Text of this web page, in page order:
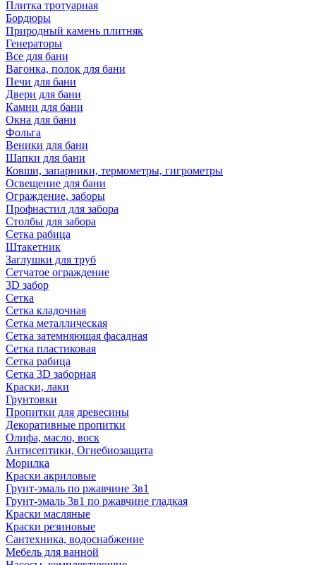
Плитка тротуарная
Бордюры
Природный камень плитняк
Генераторы
Все для бани
Вагонка, полок для бани
Печи для бани
Двери для бани
Камни для бани
Окна для бани
Фольга
Веники для бани
Шапки для бани
Ковши, запарники, термометры, гигрометры
Освещение для бани
Ограждение, заборы
Профнастил для забора
Столбы для забора
Сетка рабица
Штакетник
Заглушки для труб
Сетчатое ограждение
3D забор
Сетка
Сетка кладочная
Сетка металлическая
Сетка затемняющая фасадная
Сетка пластиковая
Сетка рабица
Сетка 3D заборная
Краски, лаки
Грунтовки
Пропитки для древесины
Декоративные пропитки
Олифа, масло, воск
Антисептики, Огнебиозащита
Морилка
Краски акриловые
Грунт-эмаль по ржавчине 3в1
Грунт-эмаль 3в1 по ржавчине гладкая
Краски масляные
Краски резиновые
Сантехника, водоснабжение
Мебель для ванной